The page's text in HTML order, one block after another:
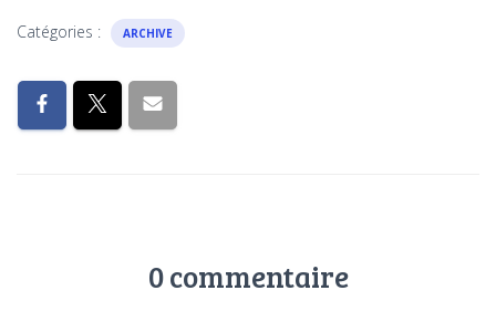
Catégories : ARCHIVE
0 commentaire